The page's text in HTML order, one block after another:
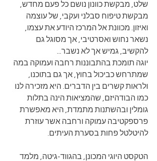
שלט, מבקשת כוונון נושם כל פעם מחדש,
מבקשת טיפוח סבלני ועקבי, של עוצמה
ואיזון. מכוונת אל המרכז היודע את עצמו,
נשאר נחוש ואסרטיבי, אך מסוגל גם
להקשיב, גמיש אך לא נשבר...
יוגה תומכת בהתבוננות רחבה ועמוקה במה
שמתרחש כביכול בחוץ, אך גם בתוכנו,
ולראות קשרים בין הדברים. היא מזכירה לנו
כמו הבודהיזם, שהמציאות הינה בתלות
גומלין ובהשתנות מתמדת, היא מאפשרת
פרספקטיבה עמוקה ורחבה אשר עוזרת
להיטלטל פחות בסערת העיתים.
הטקסט היוגי המכונן, בהגווד-גיטה, מלמד